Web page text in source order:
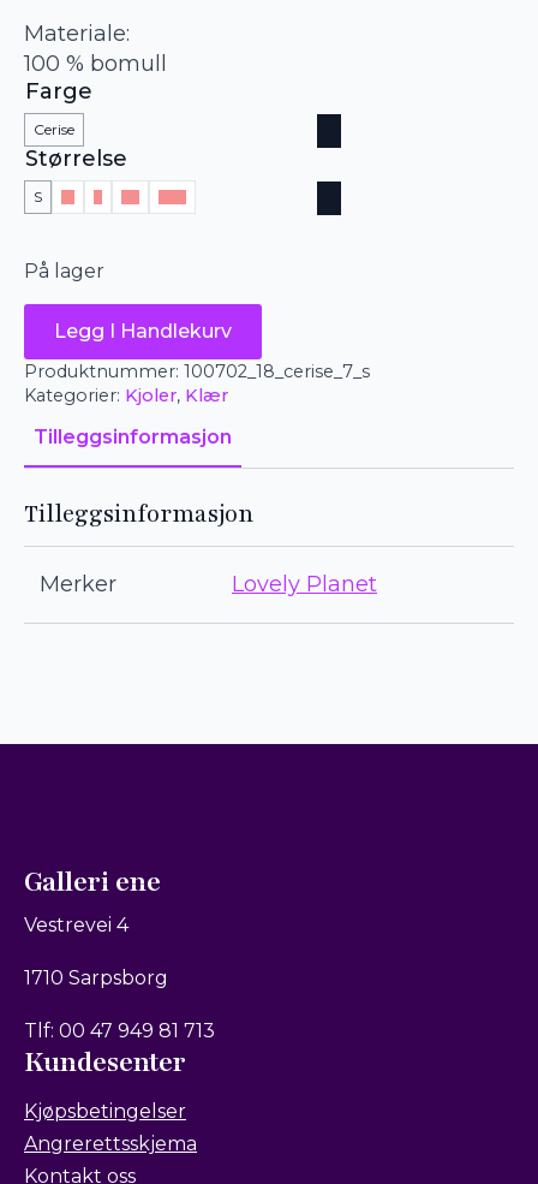
Materiale:
100 % bomull
Farge
Cerise
Størrelse
S M L XL XXL
På lager
Lovely
Planet
-
selekjole
antall
Legg I Handlekurv
Produktnummer: 100702_18_cerise_7_s
Kategorier: Kjoler, Klær
Tilleggsinformasjon
Tilleggsinformasjon
Merker Lovely Planet
Galleri ene
Vestrevei 4
1710 Sarpsborg
Tlf: 00 47 949 81 713
Kundesenter
Kjøpsbetingelser
Angrerettsskjema
Kontakt oss